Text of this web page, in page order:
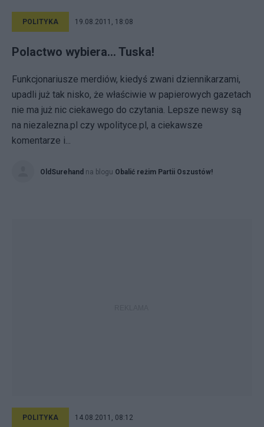
POLITYKA 19.08.2011, 18:08
Polactwo wybiera... Tuska!
Funkcjonariusze merdiów, kiedyś zwani dziennikarzami,
upadli już tak nisko, że właściwie w papierowych gazetach
nie ma już nic ciekawego do czytania. Lepsze newsy są
na niezalezna.pl czy wpolityce.pl, a ciekawsze
komentarze i...
OldSurehand na blogu Obalić reżim Partii Oszustów!
POLITYKA 14.08.2011, 08:12